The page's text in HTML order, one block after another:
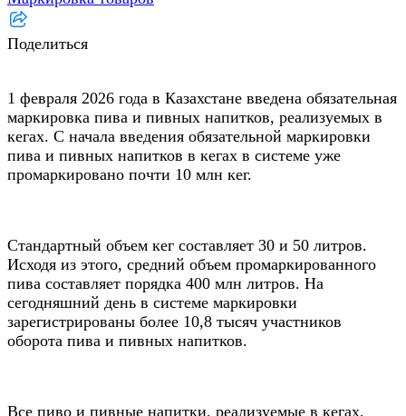
Поделиться
1 февраля 2026 года в Казахстане введена обязательная
маркировка пива и пивных напитков, реализуемых в
кегах. С начала введения обязательной маркировки
пива и пивных напитков в кегах в системе уже
промаркировано почти 10 млн кег.
Стандартный объем кег составляет 30 и 50 литров.
Исходя из этого, средний объем промаркированного
пива составляет порядка 400 млн литров. На
сегодняшний день в системе маркировки
зарегистрированы более 10,8 тысяч участников
оборота пива и пивных напитков.
Все пиво и пивные напитки, реализуемые в кегах,